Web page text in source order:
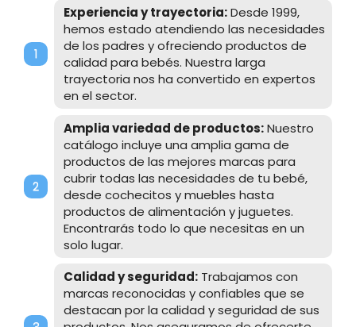
Experiencia y trayectoria:Desde 1999,
hemos estado atendiendo las necesidades
de los padres y ofreciendo productos de
calidad para bebés. Nuestra larga
trayectoria nos ha convertido en expertos
en el sector.
Amplia variedad de productos:Nuestro
catálogo incluye una amplia gama de
productos de las mejores marcas para
cubrir todas las necesidades de tu bebé,
desde cochecitos y muebles hasta
productos de alimentación y juguetes.
Encontrarás todo lo que necesitas en un
solo lugar.
Calidad y seguridad:Trabajamos con
marcas reconocidas y confiables que se
destacan por la calidad y seguridad de sus